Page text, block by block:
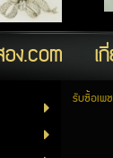
ง.com เ
รับซื้อเพ